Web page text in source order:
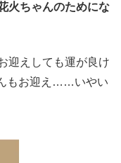
火ちゃんのためにな
迎えしても運が良け
もお迎え……いやい